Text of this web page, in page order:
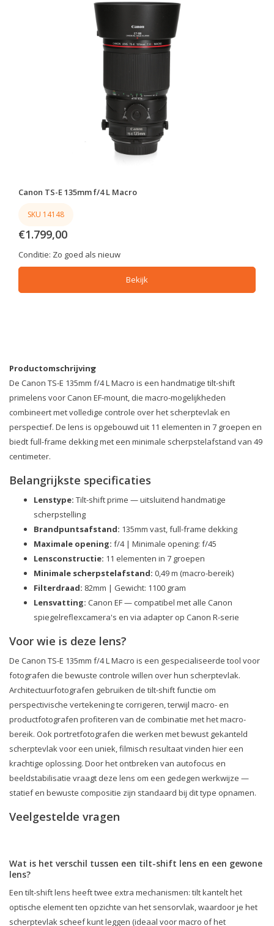
Canon TS-E 135mm f/4 L Macro
SKU 14148
€1.799,00
Conditie: Zo goed als nieuw
Bekijk
Productomschrijving
De Canon TS-E 135mm f/4 L Macro is een handmatige tilt-shift
primelens voor Canon EF-mount, die macro-mogelijkheden
combineert met volledige controle over het scherptevlak en
perspectief. De lens is opgebouwd uit 11 elementen in 7 groepen en
biedt full-frame dekking met een minimale scherpstelafstand van 49
centimeter.
Belangrijkste specificaties
Lenstype: Tilt-shift prime — uitsluitend handmatige
scherpstelling
Brandpuntsafstand: 135mm vast, full-frame dekking
Maximale opening: f/4 | Minimale opening: f/45
Lensconstructie: 11 elementen in 7 groepen
Minimale scherpstelafstand: 0,49 m (macro-bereik)
Filterdraad: 82mm | Gewicht: 1100 gram
Lensvatting: Canon EF — compatibel met alle Canon
spiegelreflexcamera's en via adapter op Canon R-serie
Voor wie is deze lens?
De Canon TS-E 135mm f/4 L Macro is een gespecialiseerde tool voor
fotografen die bewuste controle willen over hun scherptevlak.
Architectuurfotografen gebruiken de tilt-shift functie om
perspectivische vertekening te corrigeren, terwijl macro- en
productfotografen profiteren van de combinatie met het macro-
bereik. Ook portretfotografen die werken met bewust gekanteld
scherptevlak voor een uniek, filmisch resultaat vinden hier een
krachtige oplossing. Door het ontbreken van autofocus en
beeldstabilisatie vraagt deze lens om een gedegen werkwijze —
statief en bewuste compositie zijn standaard bij dit type opnamen.
Veelgestelde vragen
Wat is het verschil tussen een tilt-shift lens en een gewone
lens?
Een tilt-shift lens heeft twee extra mechanismen: tilt kantelt het
optische element ten opzichte van het sensorvlak, waardoor je het
scherptevlak scheef kunt leggen (ideaal voor macro of het